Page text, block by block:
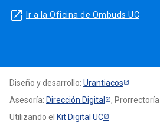
launch Ir a la Oficina de Ombuds UC
Diseño y desarrollo: Urantiacos
Asesoría: Dirección Digital
, Prorrectoría
Utilizando el Kit Digital UC